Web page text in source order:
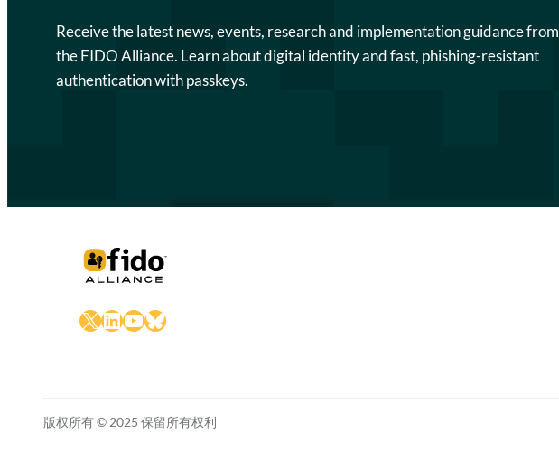
Receive the latest news, events, research and implementation guidance from
the FIDO Alliance. Learn about digital identity and fast, phishing-resistant
authentication with passkeys.
X LinkedIn
YouTube
Bluesky
版权所有 © 2025 保留所有权利